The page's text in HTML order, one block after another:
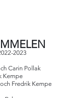
2023
Carin Pollak
Kempe
Fredrik Kempe